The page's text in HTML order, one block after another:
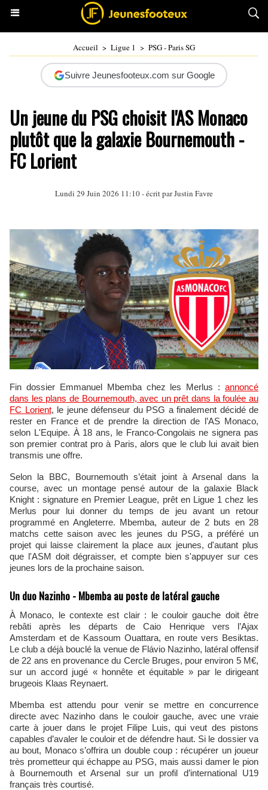
Accueil > Ligue 1 > PSG - Paris SG
Suivre Jeunesfooteux.com sur Google
Un jeune du PSG choisit l'AS Monaco
plutôt que la galaxie Bournemouth -
FC Lorient
Lundi 29 Juin 2026 11:10 - écrit parJustin Favre
Fin dossier Emmanuel Mbemba chez les Merlus : annoncé
dans les plans de Bournemouth, avec un prêt dans la foulée au
FC Lorient, le jeune défenseur du PSG a finalement décidé de
rester en France et de prendre la direction de l’AS Monaco,
selon L'Equipe. À 18 ans, le Franco-Congolais ne signera pas
son premier contrat pro à Paris, alors que le club lui avait bien
transmis une offre.
Selon la BBC, Bournemouth s’était joint à Arsenal dans la
course, avec un montage pensé autour de la galaxie Black
Knight : signature en Premier League, prêt en Ligue 1 chez les
Merlus pour lui donner du temps de jeu avant un retour
programmé en Angleterre. Mbemba, auteur de 2 buts en 28
matchs cette saison avec les jeunes du PSG, a préféré un
projet qui laisse clairement la place aux jeunes, d'autant plus
que l'ASM doit dégraisser, et compte bien s'appuyer sur ces
jeunes lors de la prochaine saison.
Un duo Nazinho - Mbemba au poste de latéral gauche
À Monaco, le contexte est clair : le couloir gauche doit être
rebâti après les départs de Caio Henrique vers l’Ajax
Amsterdam et de Kassoum Ouattara, en route vers Besiktas.
Le club a déjà bouclé la venue de Flávio Nazinho, latéral offensif
de 22 ans en provenance du Cercle Bruges, pour environ 5 M€,
sur un accord jugé « honnête et équitable » par le dirigeant
brugeois Klaas Reynaert.
Mbemba est attendu pour venir se mettre en concurrence
directe avec Nazinho dans le couloir gauche, avec une vraie
carte à jouer dans le projet Filipe Luis, qui veut des pistons
capables d’avaler le couloir et de défendre haut. Si le dossier va
au bout, Monaco s’offrira un double coup : récupérer un joueur
très prometteur qui échappe au PSG, mais aussi damer le pion
à Bournemouth et Arsenal sur un profil d’international U19
français très courtisé.